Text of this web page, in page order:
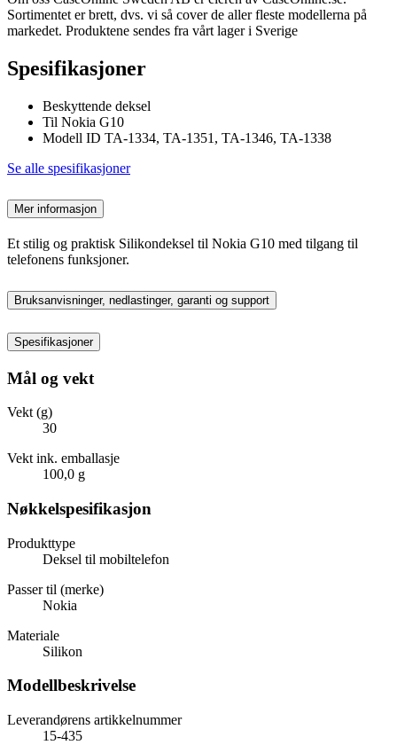
Sortimentet er brett, dvs. vi så cover de aller fleste modellerna på
markedet. Produktene sendes fra vårt lager i Sverige
Spesifikasjoner
Beskyttende deksel
Til Nokia G10
Modell ID TA-1334, TA-1351, TA-1346, TA-1338
Se alle spesifikasjoner
Mer informasjon
Et stilig og praktisk Silikondeksel til Nokia G10 med tilgang til
telefonens funksjoner.
Bruksanvisninger, nedlastinger, garanti og support
Spesifikasjoner
Mål og vekt
Vekt (g)
30
Vekt ink. emballasje
100,0 g
Nøkkelspesifikasjon
Produkttype
Deksel til mobiltelefon
Passer til (merke)
Nokia
Materiale
Silikon
Modellbeskrivelse
Leverandørens artikkelnummer
15-435